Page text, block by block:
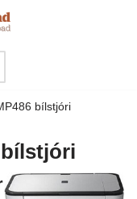
bílstjóri
bílstjóri